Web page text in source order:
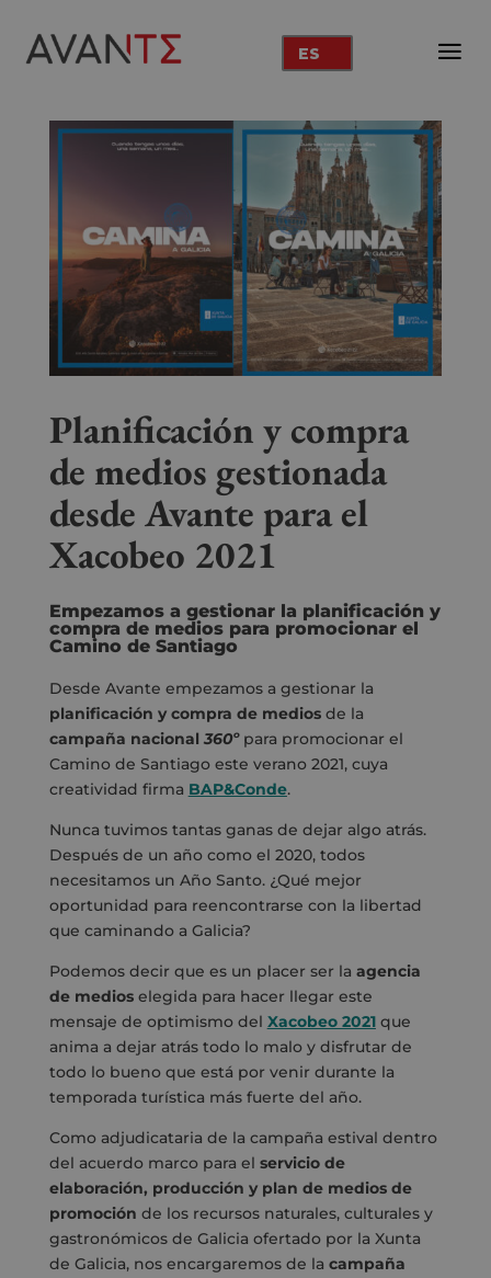
ES
Planificación y compra
de medios gestionada
desde Avante para el
Xacobeo 2021
Empezamos a gestionar la planificación y
compra de medios para promocionar el
Camino de Santiago
Desde Avante empezamos a gestionar la
planificación y compra de mediosde la
campaña nacional 360ºpara promocionar el
Camino de Santiago este verano 2021, cuya
creatividad firma BAP&Conde.
Nunca tuvimos tantas ganas de dejar algo atrás.
Después de un año como el 2020, todos
necesitamos un Año Santo. ¿Qué mejor
oportunidad para reencontrarse con la libertad
que caminando a Galicia?
Podemos decir que es un placer ser la agencia
de medioselegida para hacer llegar este
mensaje de optimismo del Xacobeo 2021que
anima a dejar atrás todo lo malo y disfrutar de
todo lo bueno que está por venir durante la
temporada turística más fuerte del año.
Como adjudicataria de la campaña estival dentro
del acuerdo marco para el servicio de
elaboración, producción y plan de medios de
promoción de los recursos naturales, culturales y
gastronómicos de Galicia ofertado por la Xunta
de Galicia, nos encargaremos de la campaña